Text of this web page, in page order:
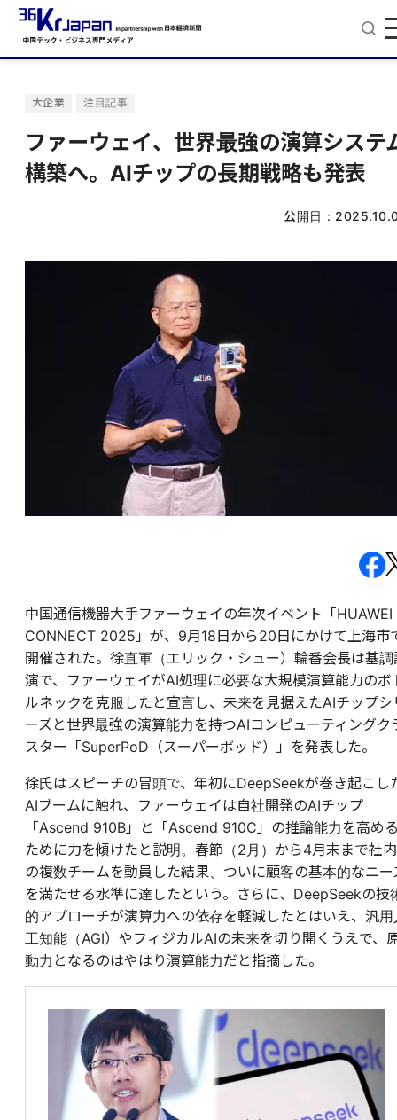
大企業 注目記事
ファーウェイ、世界最強の演算システ
構築へ。AIチップの長期戦略も発表
公開日：
中国通信機器大手ファーウェイの年次イベント「HUAWEI
CONNECT 2025」が、9月18日から20日にかけて上海市
開催された。徐直軍（エリック・シュー）輪番会長は基調
演で、ファーウェイがAI処理に必要な大規模演算能力のボ
ルネックを克服したと宣言し、未来を見据えたAIチップシ
ーズと世界最強の演算能力を持つAIコンピューティングク
スター「SuperPoD（スーパーポッド）」を発表した。
徐氏はスピーチの冒頭で、年初にDeepSeekが巻き起こし
AIブームに触れ、ファーウェイは自社開発のAIチップ
「Ascend 910B」と「Ascend 910C」の推論能力を高め
ために力を傾けたと説明。春節（2月）から4月末まで社内
の複数チームを動員した結果、ついに顧客の基本的なニー
を満たせる水準に達したという。さらに、DeepSeekの技
的アプローチが演算力への依存を軽減したとはいえ、汎用
工知能（AGI）やフィジカルAIの未来を切り開くうえで、
動力となるのはやはり演算能力だと指摘した。